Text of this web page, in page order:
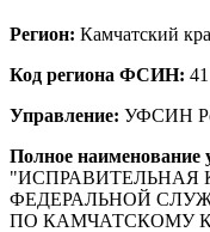
Регион: Камчатский
Код региона ФСИН: 41
Управление: УФСИН
Полное наименование
"ИСПРАВИТЕЛЬНАЯ
ФЕДЕРАЛЬНОЙ
ПО КАМЧАТСКОМУ